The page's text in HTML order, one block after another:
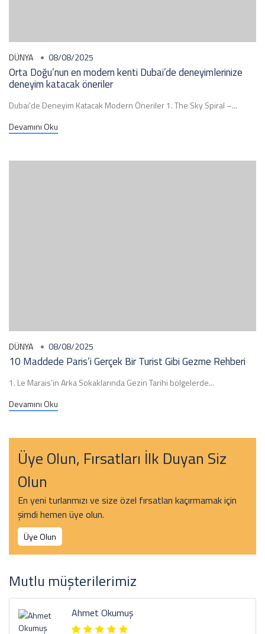
DÜNYA 08/08/2025
Orta Doğu’nun en modern kenti Dubai’de deneyimlerinize
deneyim katacak öneriler
Dubai'de Deneyim Katacak Modern Öneriler 1. The Sky Spiral –...
Devamını Oku
DÜNYA 08/08/2025
10 Maddede Paris’i Gerçek Bir Turist Gibi Gezme Rehberi
1. Le Marais’in Arka Sokaklarında Gezin Tarihi bölgelerde...
Devamını Oku
Üye Olun, Fırsatları İlk Duyan Siz
Olun
En yeni turlarımızı ve size özel fırsatları kaçırmamak için
şimdi hemen üye olun.
Üye Olun
Mutlu müşterilerimiz
Ahmet Okumuş